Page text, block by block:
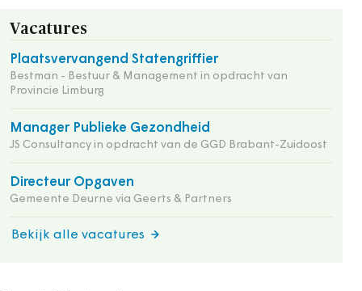
Vacatures
Plaatsvervangend Statengriffier
Bestman - Bestuur & Management in opdracht van
Provincie Limburg
Manager Publieke Gezondheid
JS Consultancy in opdracht van de GGD Brabant-Zuidoost
Directeur Opgaven
Gemeente Deurne via Geerts & Partners
Bekijk alle vacatures